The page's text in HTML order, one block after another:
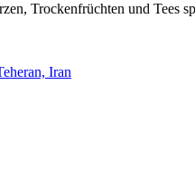
Trockenfrüchten und Tees
Iran